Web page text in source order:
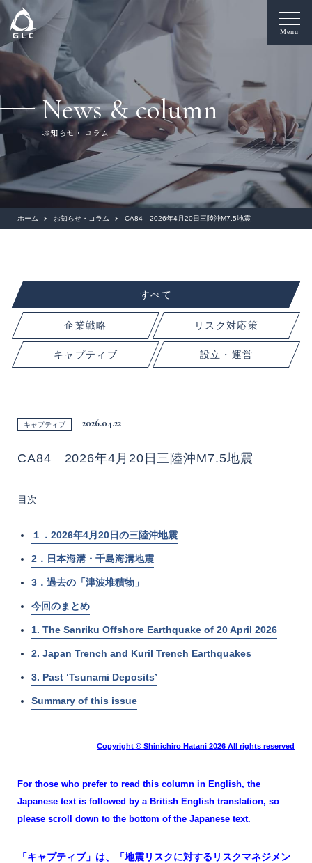
Menu
News & column
お知らせ・コラム
ホーム お知らせ・コラム CA84 2026年4月20日三陸沖M7.5地震
すべて
企業戦略 リスク対応策
キャプティブ 設立・運営
キャプティブ 2026.04.22
CA84 2026年4月20日三陸沖M7.5地震
目次
１．2026年4月20日の三陸沖地震
2．日本海溝・千島海溝地震
3．過去の「津波堆積物」
今回のまとめ
1. The Sanriku Offshore Earthquake of 20 April 2026
2. Japan Trench and Kuril Trench Earthquakes
3. Past ‘Tsunami Deposits’
Summary of this issue
Copyright © Shinichiro Hatani 2026 All rights reserved
For those who prefer to read this column in English, the
Japanese text is followed by a British English translation, so
please scroll down to the bottom of the Japanese text.
「キャプティブ」は、「地震リスクに対するリスクマネジメン